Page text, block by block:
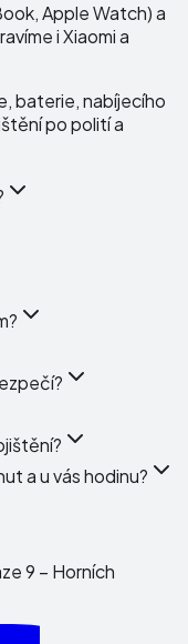
Apple Watch) a
i Xiaomi a
baterie, nabíjecího
po polití a
a u vás hodinu?
9 – Horních